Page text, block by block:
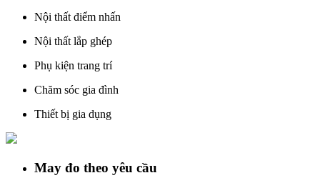
Nội thất điểm nhấn
Nội thất lắp ghép
Phụ kiện trang trí
Chăm sóc gia đình
Thiết bị gia dụng
May đo theo yêu cầu